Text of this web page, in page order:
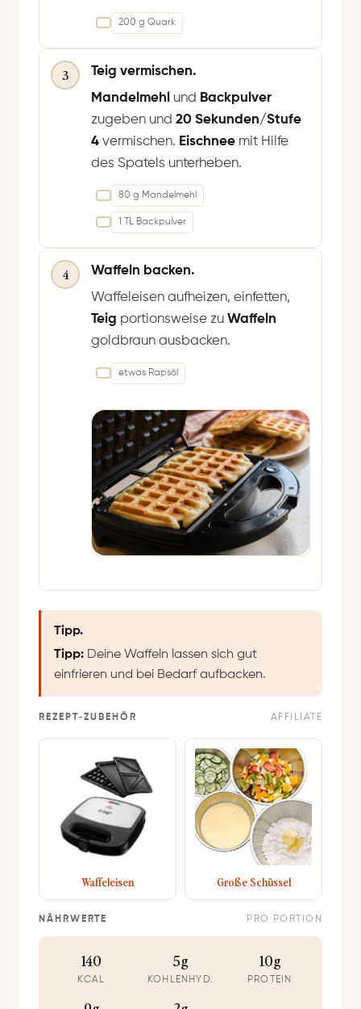
200 g Quark
3
Teig vermischen.
Mandelmehl und Backpulver
zugeben und 20 Sekunden/Stufe
4 vermischen. Eischnee mit Hilfe
des Spatels unterheben.
80 g Mandelmehl
1 TL Backpulver
4
Waffeln backen.
Waffeleisen aufheizen, einfetten,
Teig portionsweise zu Waffeln
goldbraun ausbacken.
etwas Rapsöl
Tipp.
Tipp: Deine Waffeln lassen sich gut
einfrieren und bei Bedarf aufbacken.
REZEPT-ZUBEHÖR AFFILIATE
Waffeleisen Große Schüssel
NÄHRWERTE PRO PORTION
140
KCAL
5g
KOHLENHYD.
10g
PROTEIN